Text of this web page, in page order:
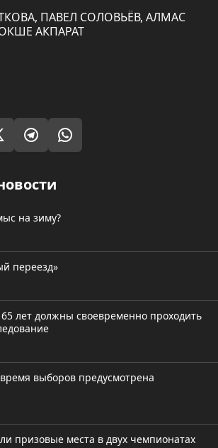
ПАВЕЛ СОЛОВЬЁВ, АЛМАС
АКПАРАТ
на зиму?
переезд»
лет должны своевременно проходить
выборов предусмотрена
призовые места в двух чемпионатах